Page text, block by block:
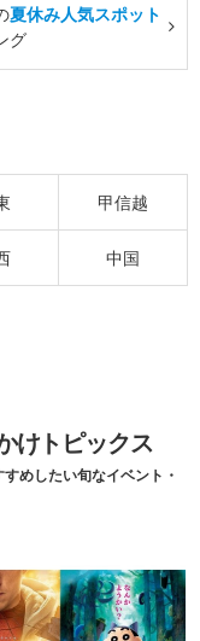
夏休み人気スポット
グ
甲信越
中国
けトピックス
めしたい旬なイベント・